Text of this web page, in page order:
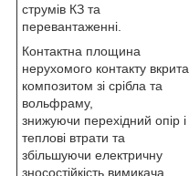
струмів КЗ та
перевантаженні.
Контактна площина
нерухомого контакту вкрита
композитом зі срібла та
вольфраму,
знижуючи перехідний опір і
теплові втрати та
збільшуючи електричну
зносостійкість вимикача.